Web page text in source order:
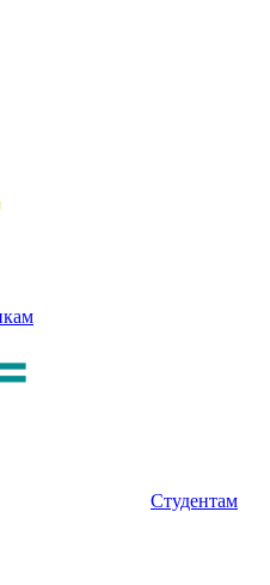
Студентам